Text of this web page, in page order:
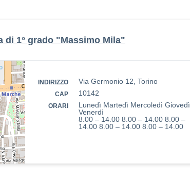
di 1° grado "Massimo Mila"
INDIRIZZO Via Germonio 12, Torino
CAP 10142
ORARI
Lunedì Martedì Mercoledì Giovedì
Venerdì
8.00 – 14.00 8.00 – 14.00 8.00 –
14.00 8.00 – 14.00 8.00 – 14.00